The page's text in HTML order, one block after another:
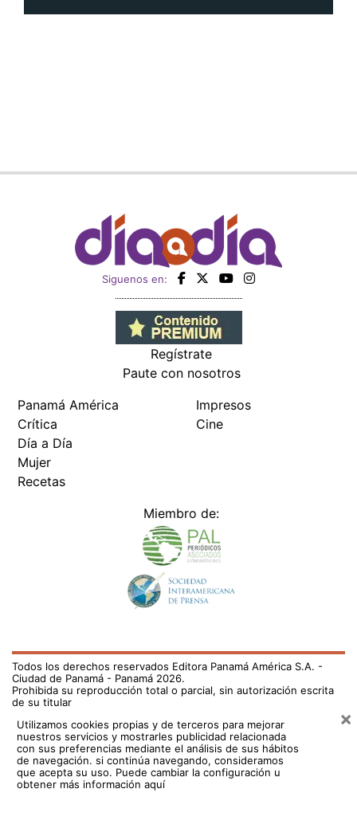
Siguenos en:
Regístrate
Paute con nosotros
Panamá América
Crítica
Día a Día
Mujer
Recetas
Impresos
Cine
Miembro de:
Todos los derechos reservados Editora Panamá América S.A. -
Ciudad de Panamá - Panamá 2026.
Prohibida su reproducción total o parcial, sin autorización escrita
de su titular
Utilizamos cookies propias y de terceros para mejorar
nuestros servicios y mostrarles publicidad relacionada
con sus preferencias mediante el análisis de sus hábitos
de navegación. si continúa navegando, consideramos
que acepta su uso. Puede cambiar la configuración u
obtener más información aquí
×